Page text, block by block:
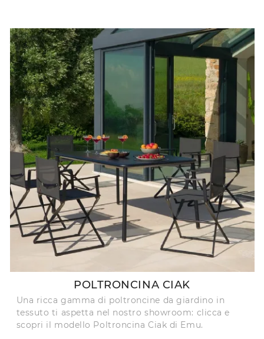
POLTRONCINA CIAK
Una ricca gamma di poltroncine da giardino in
tessuto ti aspetta nel nostro showroom: clicca e
scopri il modello Poltroncina Ciak di Emu.